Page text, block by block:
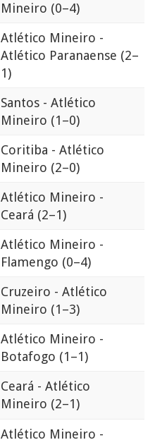
Mineiro (0–4)
Atlético Mineiro -
Atlético Paranaense (2–
1)
Santos - Atlético
Mineiro (1–0)
Coritiba - Atlético
Mineiro (2–0)
Atlético Mineiro -
Ceará (2–1)
Atlético Mineiro -
Flamengo (0–4)
Cruzeiro - Atlético
Mineiro (1–3)
Atlético Mineiro -
Botafogo (1–1)
Ceará - Atlético
Mineiro (2–1)
Atlético Mineiro -